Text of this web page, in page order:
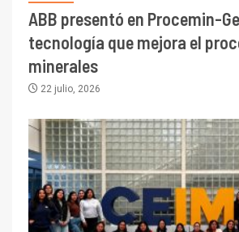
ABB presentó en Procemin-
tecnología que mejora el
minerales
22 julio, 2026
3 I+D
PIB minero
crecimiento
Central reporta